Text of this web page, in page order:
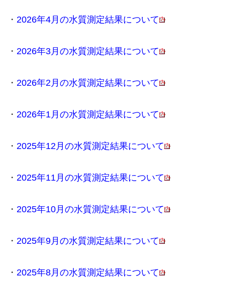
・ 2026年4月の水質測定結果について
・ 2026年3月の水質測定結果について
・ 2026年2月の水質測定結果について
・ 2026年1月の水質測定結果について
・ 2025年12月の水質測定結果について
・ 2025年11月の水質測定結果について
・ 2025年10月の水質測定結果について
・ 2025年9月の水質測定結果について
・ 2025年8月の水質測定結果について